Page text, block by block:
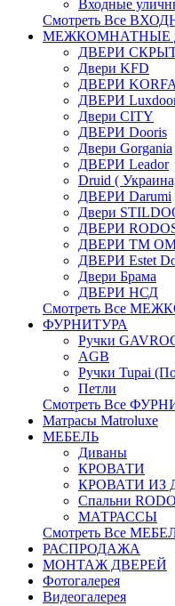
Входные
Смотреть Все
МЕЖКОМНАТНЫЕ
ДВЕРИ
Двери KFD
ДВЕРИ
ДВЕРИ
Двери CITY
ДВЕРИ Dooris
Двери Gorgania
ДВЕРИ Leador
Druid (
ДВЕРИ Darumi
Двери
ДВЕРИ
ДВЕРИ ТМ
ДВЕРИ Estet
Двери Брама
ДВЕРИ НСД
Смотреть Все
ФУРНИТУРА
Ручки
AGB
Ручки Tupai
Петли
Смотреть Все
Матрасы Matroluxe
МЕБЕЛЬ
Диваны
КРОВАТИ
КРОВАТИ ИЗ
Спальни
МАТРАССЫ
Смотреть Все
РАСПРОДАЖА
МОНТАЖ ДВЕРЕЙ
Фотогалерея
Видеогалерея